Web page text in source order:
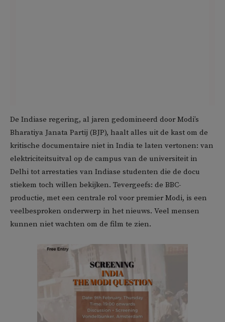
De Indiase regering, al jaren gedomineerd door Modi’s
Bharatiya Janata Partij (BJP), haalt alles uit de kast om de
kritische documentaire niet in India te laten vertonen: van
elektriciteitsuitval op de campus van de universiteit in
Delhi tot arrestaties van Indiase studenten die de docu
stiekem toch willen bekijken. Tevergeefs: de BBC-
productie, met een centrale rol voor premier Modi, is een
veelbesproken onderwerp in het nieuws. Veel mensen
kunnen niet wachten om de film te zien.